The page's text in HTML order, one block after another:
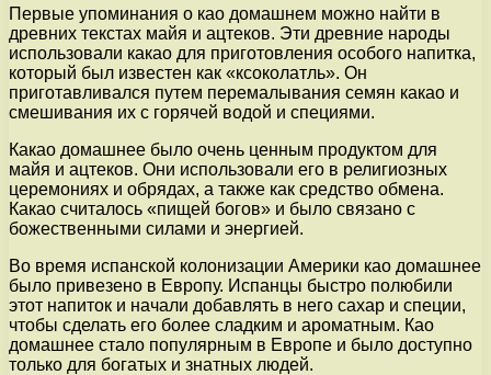
Первые упоминания о као домашнем можно найти в
древних текстах майя и ацтеков. Эти древние народы
использовали какао для приготовления особого напитка,
который был известен как «ксоколатль». Он
приготавливался путем перемалывания семян какао и
смешивания их с горячей водой и специями.
Какао домашнее было очень ценным продуктом для
майя и ацтеков. Они использовали его в религиозных
церемониях и обрядах, а также как средство обмена.
Какао считалось «пищей богов» и было связано с
божественными силами и энергией.
Во время испанской колонизации Америки као домашнее
было привезено в Европу. Испанцы быстро полюбили
этот напиток и начали добавлять в него сахар и специи,
чтобы сделать его более сладким и ароматным. Као
домашнее стало популярным в Европе и было доступно
только для богатых и знатных людей.